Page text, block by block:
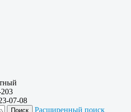
07-08
Расширенный поиск